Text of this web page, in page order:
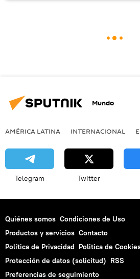
Mundo
AMÉRICA LATINA INTERNACIONAL
Telegram Twitter
Quiénes somos Condiciones de Uso
Productos y servicios Contacto
Política de Privacidad Politica de
Protección de datos (solicitud) RSS
Preferencias de seguimiento